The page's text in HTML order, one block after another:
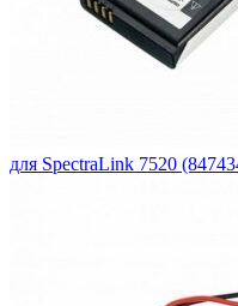
для SpectraLink 7520